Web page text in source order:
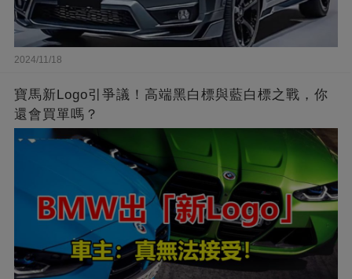
2024/11/18
寶馬新Logo引爭議！高端黑白標與藍白標之戰，你
還會買單嗎？